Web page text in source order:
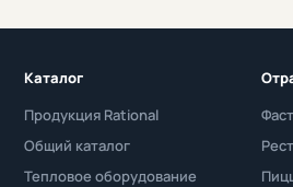
Каталог
Продукция Rational
Общий каталог
Тепловое оборудование